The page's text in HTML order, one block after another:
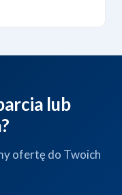
lub
ofertę do Twoich